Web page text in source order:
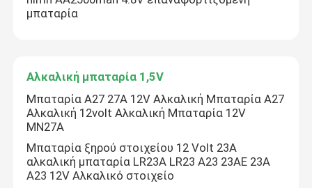
εξαρτήματα μπαταριών
Παροχή ΣΥΝΕΧΟΎΣ ηλεκτρικού ρεύματος
μπαταρία
Αλκαλική μπαταρία 1,5V
Μπαταρία Α27 27A 12V Αλκαλική Μπαταρία Α27
Αλκαλική 12volt Αλκαλική Μπαταρία 12V
MN27A
Μπαταρία ξηρού στοιχείου 12 Volt 23A
αλκαλική μπαταρία LR23A LR23 A23 23AE 23A
A23 12V Αλκαλικό στοιχείο